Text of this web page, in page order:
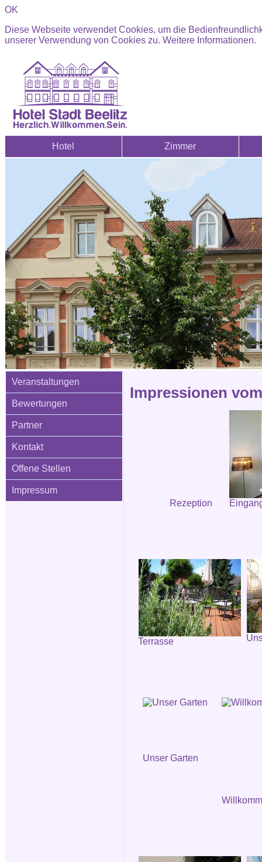
OK
Diese Webseite verwendet Cookies, um die
unserer Verwendung von Cookies zu. Weitere Informationen.
Hotel Zimmer
Veranstaltungen
Bewertungen
Partner
Kontakt
Offene Stellen
Impressum
Impressionen
Rezeption
Terrasse
Unser Garten